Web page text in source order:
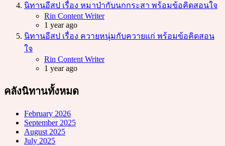
นิทานอีสป เรื่อง หมาป่ากับนกกระสา พร้อมข้อคิดสอนใจ
Posted
Rin Content Writer
1 year ago
นิทานอีสป เรื่อง ควายหนุ่มกับควายแก่ พร้อมข้อคิดสอน
ใจ
Posted
Rin Content Writer
1 year ago
คลังนิทานทั้งหมด
February 2026
September 2025
August 2025
July 2025